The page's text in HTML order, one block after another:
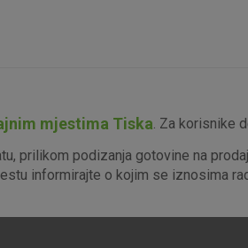
mjestima Tiska. Za korisnike
prilikom podizanja gotovine na
informirajte o kojim se iznosima